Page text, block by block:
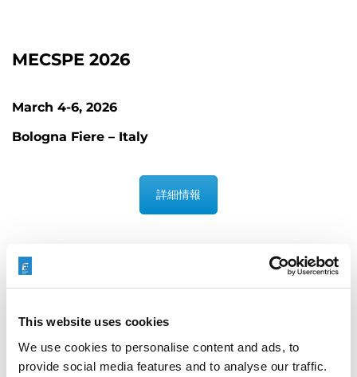
This website uses cookies
We use cookies to personalise content and ads, to
provide social media features and to analyse our traffic.
MECSPE 2026
March 4-6, 2026
Bologna Fiere – Italy
詳細情報